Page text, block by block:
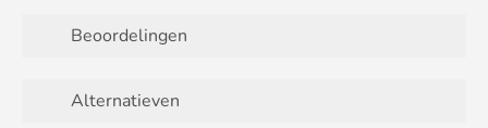
Beoordelingen
Alternatieven